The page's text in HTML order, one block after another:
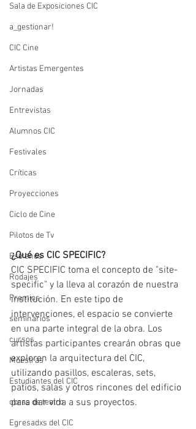
Sala de Exposiciones CIC
a_gestionar!
CIC Cine
Artistas Emergentes
Jornadas
Entrevistas
Alumnos CIC
Festivales
Críticas
Proyecciones
Ciclo de Cine
Pilotos de Tv
Estrenos
Rodajes
Premios
seminarios
cursos
Muestras
Estudiantes del CIC
obras de teatro
Egresadxs del CIC
¿Qué es CIC SPECIFIC?
CIC SPECIFIC toma el concepto de "site-
specific" y la lleva al corazón de nuestra
institución. En este tipo de
intervenciones, el espacio se convierte
en una parte integral de la obra. Los
artistas participantes crearán obras que
exploren la arquitectura del CIC,
utilizando pasillos, escaleras, sets,
patios, salas y otros rincones del edificio
para dar vida a sus proyectos.